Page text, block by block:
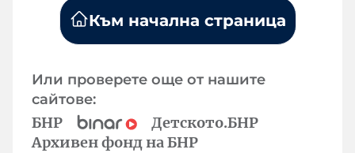
Към начална страница
Или проверете още от нашите
сайтове:
БНР
Детското.БНР
Архивен фонд на БНР